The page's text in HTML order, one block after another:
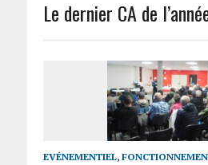
Le dernier CA de
EVÉNEMENTIEL,